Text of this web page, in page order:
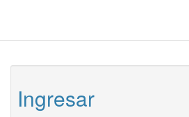
Ingresar